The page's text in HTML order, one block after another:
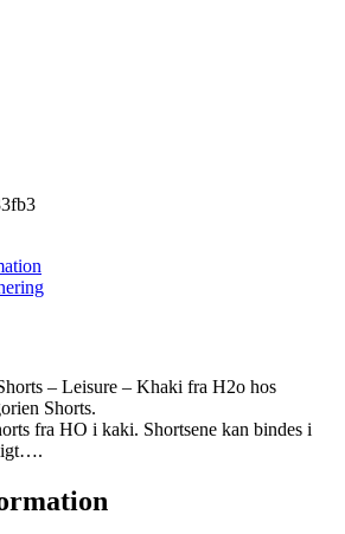
– Leisure – Khaki fra H2o hos
Shorts.
fra HO i kaki. Shortsene kan bindes i